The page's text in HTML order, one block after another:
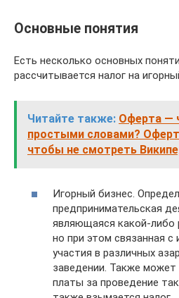
Основные понятия
Есть несколько основных
рассчитывается налог на
Читайте также: Оферта —
простыми словами?
чтобы не смотреть
Игорный бизнес.
предпринимательская
являющаяся какой-либо
но при этом связанная
участия в различных
заведении. Также
платы за проведение